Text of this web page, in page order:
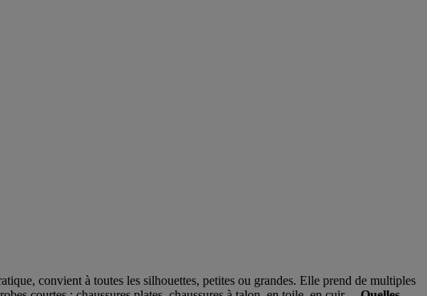
convient à toutes les silhouettes, petites ou grandes. Elle prend de multiples